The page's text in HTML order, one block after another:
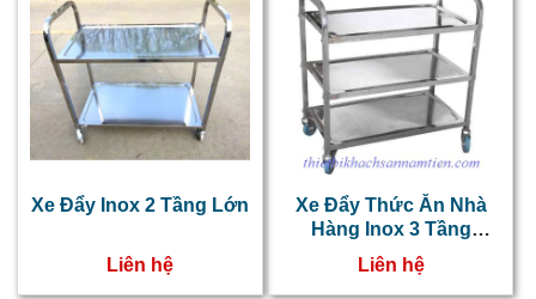
Xe Đẩy Inox 2 Tầng Lớn
Liên hệ
Xe Đẩy Thức Ăn Nhà
Hàng Inox 3 Tầng
NT0406026
Liên hệ